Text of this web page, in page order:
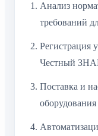
Анализ
требований
Регистрация
Честный
Поставка и